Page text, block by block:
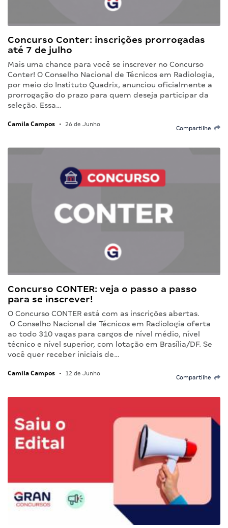
Concurso Conter: inscrições prorrogadas
até 7 de julho
Mais uma chance para você se inscrever no Concurso
Conter! O Conselho Nacional de Técnicos em Radiologia,
por meio do Instituto Quadrix, anunciou oficialmente a
prorrogação do prazo para quem deseja participar da
seleção. Essa…
Camila Campos • 26 de Junho
Compartilhe
Concurso CONTER: veja o passo a passo
para se inscrever!
O Concurso CONTER está com as inscrições abertas.
O Conselho Nacional de Técnicos em Radiologia oferta
ao todo 310 vagas para cargos de nível médio, nível
técnico e nível superior, com lotação em Brasília/DF. Se
você quer receber iniciais de…
Camila Campos • 12 de Junho
Compartilhe